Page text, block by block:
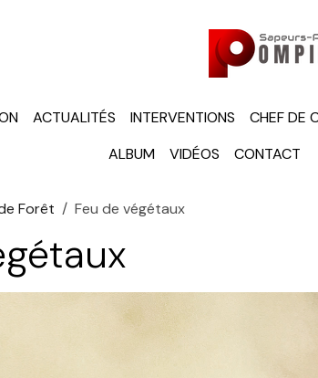
ACTUALITÉS INTERVENTIONS CHEF DE
ALBUM
VIDÉOS CONTACT
Forêt Feu de végétaux